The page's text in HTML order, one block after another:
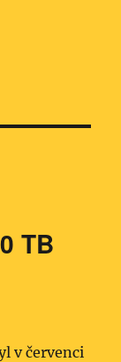
TB
v červenci